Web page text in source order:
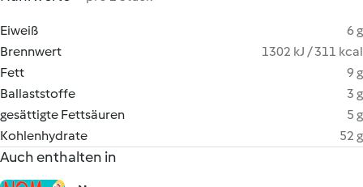
Eiweiß
6 g
Brennwert
1302 kJ / 311 kcal
Fett
9 g
Ballaststoffe
3 g
gesättigte Fettsäuren
5 g
Kohlenhydrate
52 g
Auch enthalten in